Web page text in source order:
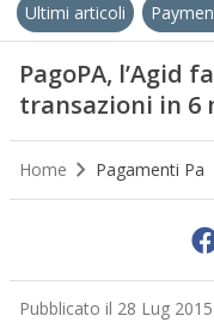
Ultimi articoli
PagoPA, l’Agid
transazioni in 6
Home Pagamenti Pa
Pubblicato il 28 Lug 2015